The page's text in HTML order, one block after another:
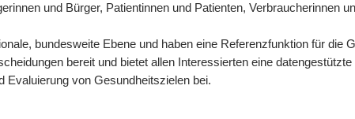
und Bürger, Patientinnen und Patienten, Verbraucherinnen
bundesweite Ebene und haben eine Referenzfunktion für die
bereit und bietet allen Interessierten eine
Evaluierung von Gesundheitszielen bei.